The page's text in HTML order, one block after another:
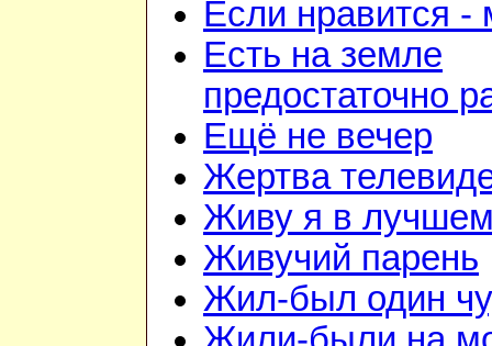
Если нравится -
Есть на земле
предостаточно
Ещё не вечер
Жертва
Живу я в
Живучий парень
Жил-был один